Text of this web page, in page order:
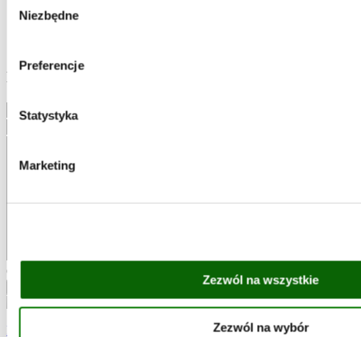
zgody
Niezbędne
Preferencje
Statystyka
Marketing
Zezwól na wszystkie
Zezwól na wybór
ogórek
Napisz komentarz
Oceń przepis:
Wyślij komentarz
Dyniowe dania